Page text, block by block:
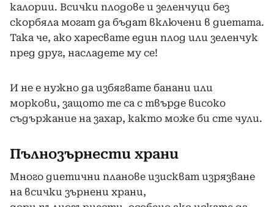
калории. Всички плодове и зеленчуци без
скорбяла могат да бъдат включени в диетата.
Така че, ако харесвате един плод или зеленчук
пред друг, насладете му се!
И не е нужно да избягвате банани или
моркови, защото те са с твърде високо
съдържание на захар, както може би сте чули.
Пълнозърнести храни
Много диетични планове изискват изрязване
на всички зърнени храни,